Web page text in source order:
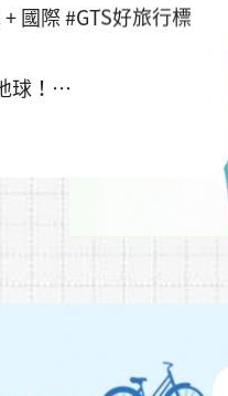
國際 #GTS好旅行標
！
紙材
收